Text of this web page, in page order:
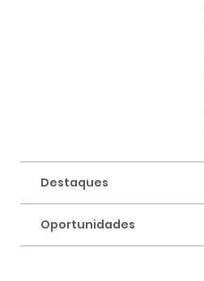
Destaques
Oportunidades